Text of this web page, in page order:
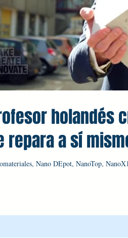
holandés
repara a sí
Nano DEpot, NanoTop,